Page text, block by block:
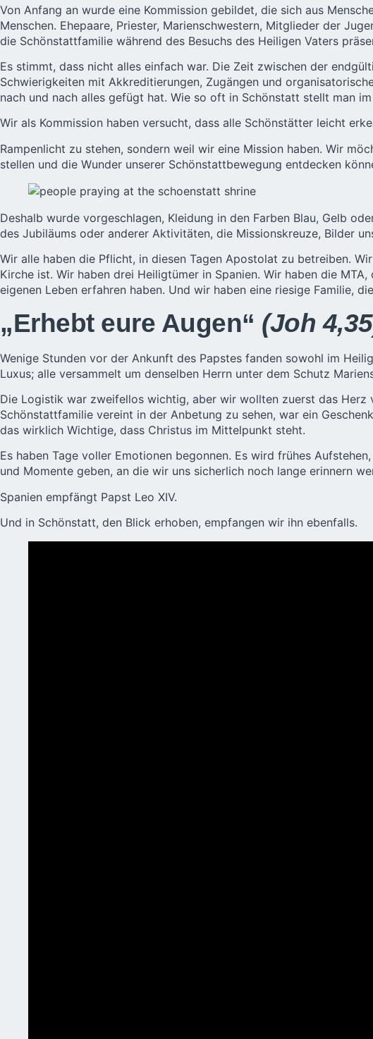
Von Anfang an wurde eine Kommission gebildet, die sich aus
Menschen. Ehepaare, Priester, Marienschwestern, Mitglieder der
die Schönstattfamilie während des Besuchs des Heiligen Vaters
Es stimmt, dass nicht alles einfach war. Die Zeit zwischen der
Schwierigkeiten mit Akkreditierungen, Zugängen und
nach und nach alles gefügt hat. Wie so oft in Schönstatt stellt man
Wir als Kommission haben versucht, dass alle Schönstätter leicht
Rampenlicht zu stehen, sondern weil wir eine Mission haben. Wir
stellen und die Wunder unserer Schönstattbewegung entdecken
Deshalb wurde vorgeschlagen, Kleidung in den Farben Blau, Gelb
des Jubiläums oder anderer Aktivitäten, die Missionskreuze, Bilder
Wir alle haben die Pflicht, in diesen Tagen Apostolat zu betreiben.
Kirche ist. Wir haben drei Heiligtümer in Spanien. Wir haben die
eigenen Leben erfahren haben. Und wir haben eine riesige Familie,
„Erhebt eure Augen“ (Joh
Wenige Stunden vor der Ankunft des Papstes fanden sowohl im
Luxus; alle versammelt um denselben Herrn unter dem Schutz
Die Logistik war zweifellos wichtig, aber wir wollten zuerst das Herz
Schönstattfamilie vereint in der Anbetung zu sehen, war ein
das wirklich Wichtige, dass Christus im Mittelpunkt steht.
Es haben Tage voller Emotionen begonnen. Es wird frühes
und Momente geben, an die wir uns sicherlich noch lange erinnern
Spanien empfängt Papst Leo XIV.
Und in Schönstatt, den Blick erhoben, empfangen wir ihn ebenfalls.